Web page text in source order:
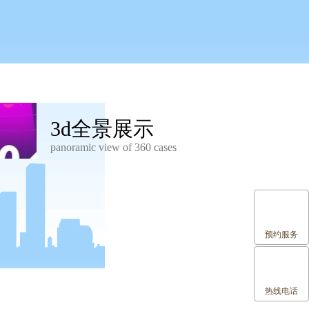
3d全景展示
panoramic view of 360 cases
预约服务
热线电话